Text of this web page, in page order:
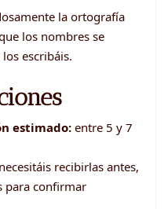
la ortografía
los nombres se
escribáis.
estimado: entre 5 y 7
recibirlas antes,
para confirmar